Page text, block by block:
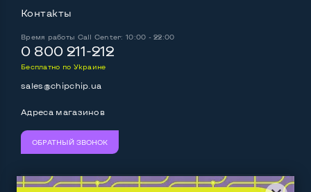
Контакты
Время работы Call Center: 10:00 - 22:00
0 800 211-212
Бесплатно по Украине
sales@chipchip.ua
Адреса магазинов
ОБРАТНЫЙ ЗВОНОК